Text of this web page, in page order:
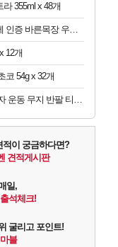
355ml x 48개
파스퇴르 무항생제 인증 바른목장 우유 125ml x 24개
12개
코 54g x 32개
드라이 기능성 남자 운동 무지 반팔 티셔츠 빅사이즈
적이 궁금하다면?
견적게시판
일,
석체크!
굴리고 포인트!
블